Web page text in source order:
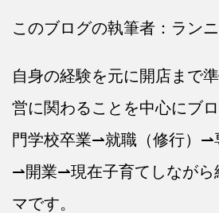
このブログの執筆者：ラン
自身の経験を元に開店まで
営に関わることを中心にブ
門学校卒業⇀就職（修行）⇀
⇀開業⇀現在子育てしながら
マです。